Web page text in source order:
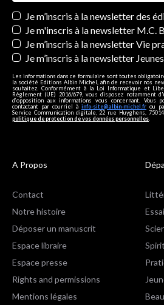
Newsletters
Je m’inscris à la newsletter des
Je m'inscris à la newsletter M.C.
Je m’inscris à la newsletter Vie
Je m’inscris à la newsletter
Les informations dans ce formulaire sont toutes
la société Editions Albin Michel, afin de recevoir nos
souhaitez. Conformément à la Loi Informatique et
Règlement (UE) 2016/679, vous disposez notamment
d’opposition aux informations vous concernant.
contactant par courriel à info-site@albin-michel.fr ou
Service Communication digitale, 22 rue Huyghens, 75014
politique de protection de vos données personnelles
A Propos
Contact
Notre histoire
Déposer un manuscrit
Espace libraire
Espace presse
Rights and permissions
Mentions légales